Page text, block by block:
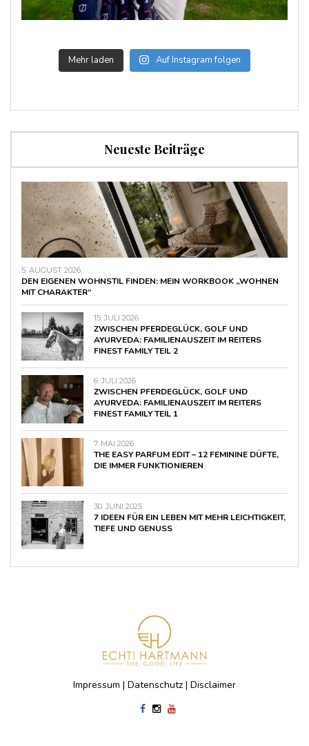
Mehr laden Auf Instagram folgen
Neueste Beiträge
5. AUGUST 2026
DEN EIGENEN WOHNSTIL FINDEN: MEIN WORKBOOK „WOHNEN
MIT CHARAKTER“
15. JULI 2026
ZWISCHEN PFERDEGLÜCK, GOLF UND
AYURVEDA: FAMILIENAUSZEIT IM REITERS
FINEST FAMILY TEIL 2
6. JULI 2026
ZWISCHEN PFERDEGLÜCK, GOLF UND
AYURVEDA: FAMILIENAUSZEIT IM REITERS
FINEST FAMILY TEIL 1
7. MAI 2026
THE EASY PARFUM EDIT – 12 FEMININE DÜFTE,
DIE IMMER FUNKTIONIEREN
30. JUNI 2025
7 IDEEN FÜR EIN LEBEN MIT MEHR LEICHTIGKEIT,
TIEFE UND GENUSS
Impressum | Datenschutz | Disclaimer